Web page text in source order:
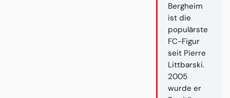
Bergheim
ist die
populärste
FC-Figur
seit Pierre
Littbarski.
2005
wurde er